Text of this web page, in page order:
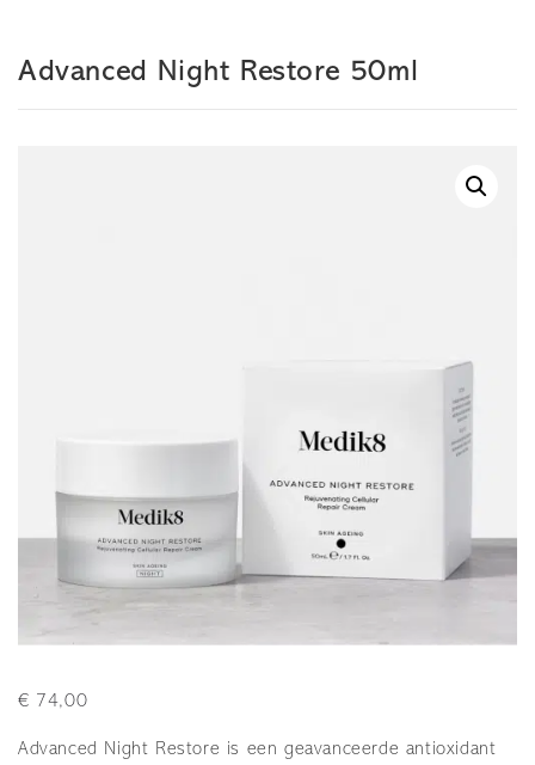
Advanced Night Restore 50ml
€ 74,00
Advanced Night Restore is een geavanceerde antioxidant